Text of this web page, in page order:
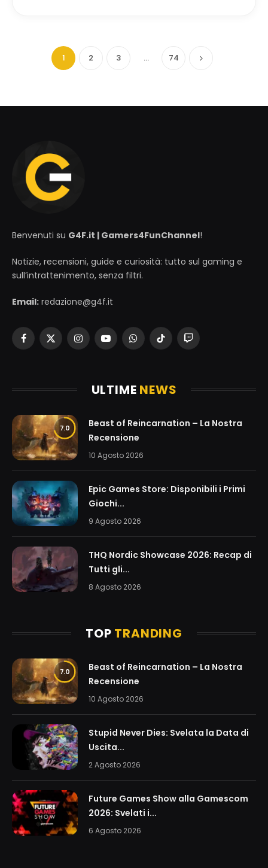
1 2 3 … 74
Benvenuti su G4F.it | Gamers4FunChannel!
Notizie, recensioni, guide e curiosità: tutto sul gaming e
sull’intrattenimento, senza filtri.
Email: redazione@g4f.it
Facebook
X
InstagramYouTubeWhatsAppTikTokTwitch
ULTIME NEWS
7.0
Beast of Reincarnation – La Nostra
Recensione
10 Agosto 2026
Epic Games Store: Disponibili i Primi
Giochi...
9 Agosto 2026
THQ Nordic Showcase 2026: Recap di
Tutti gli...
8 Agosto 2026
TOP TRANDING
7.0
Beast of Reincarnation – La Nostra
Recensione
10 Agosto 2026
Stupid Never Dies: Svelata la Data di
Uscita...
2 Agosto 2026
Future Games Show alla Gamescom
2026: Svelati i...
6 Agosto 2026